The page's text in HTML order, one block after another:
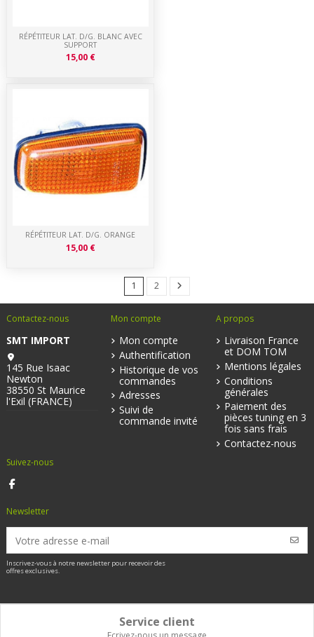
RÉPÉTITEUR LAT. D/G. ORANGE
15,00 €
RÉPÉTITEUR LAT. D/G. BLANC AVEC
SUPPORT
15,00 €
1 2
Contactez-nous
SMT IMPORT
145 Rue Isaac
Newton
38550 St Maurice
l'Exil (FRANCE)
Mon compte
Mon compte
Authentification
Historique de vos
commandes
Adresses
Suivi de
commande invité
A propos
Livraison France
et DOM TOM
Mentions légales
Conditions
générales
Paiement des
pièces tuning en 3
fois sans frais
Contactez-nous
Suivez-nous
Newsletter
Inscrivez-vous à notre newsletter pour recevoir des
offres exclusives.
Service client